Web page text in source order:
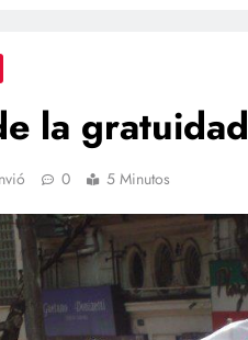
la gratuidad
0 5 Minutos